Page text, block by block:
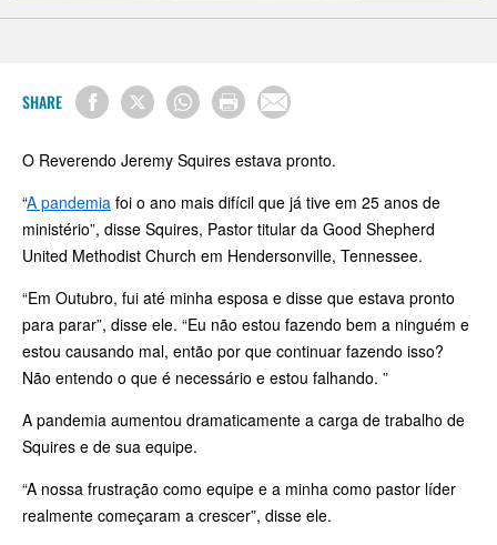
SHARE
O Reverendo Jeremy Squires estava pronto.
“A pandemia foi o ano mais difícil que já tive em 25 anos de
ministério”, disse Squires, Pastor titular da Good Shepherd
United Methodist Church em Hendersonville, Tennessee.
“Em Outubro, fui até minha esposa e disse que estava pronto
para parar”, disse ele. “Eu não estou fazendo bem a ninguém e
estou causando mal, então por que continuar fazendo isso?
Não entendo o que é necessário e estou falhando. ”
A pandemia aumentou dramaticamente a carga de trabalho de
Squires e de sua equipe.
“A nossa frustração como equipe e a minha como pastor líder
realmente começaram a crescer”, disse ele.